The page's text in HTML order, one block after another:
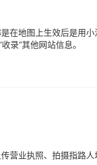
在地图上生效后是用
录“其他网站信息。
营业执照、拍摄指路